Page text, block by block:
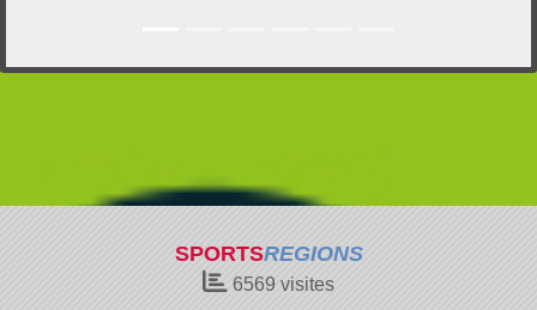
SPORTSREGIONS
6569 visites